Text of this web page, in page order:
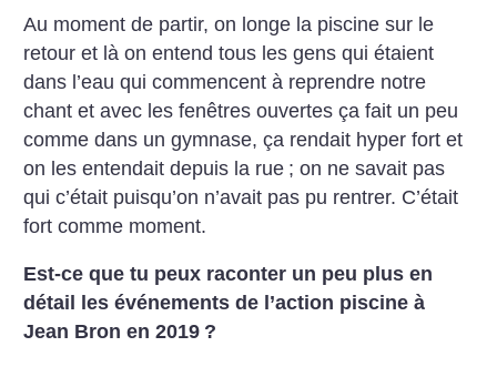
Au moment de partir, on longe la piscine sur le
retour et là on entend tous les gens qui étaient
dans l’eau qui commencent à reprendre notre
chant et avec les fenêtres ouvertes ça fait un peu
comme dans un gymnase, ça rendait hyper fort et
on les entendait depuis la rue ; on ne savait pas
qui c’était puisqu’on n’avait pas pu rentrer. C’était
fort comme moment.
Est-ce que tu peux raconter un peu plus en
détail les événements de l’action piscine à
Jean Bron en 2019 ?